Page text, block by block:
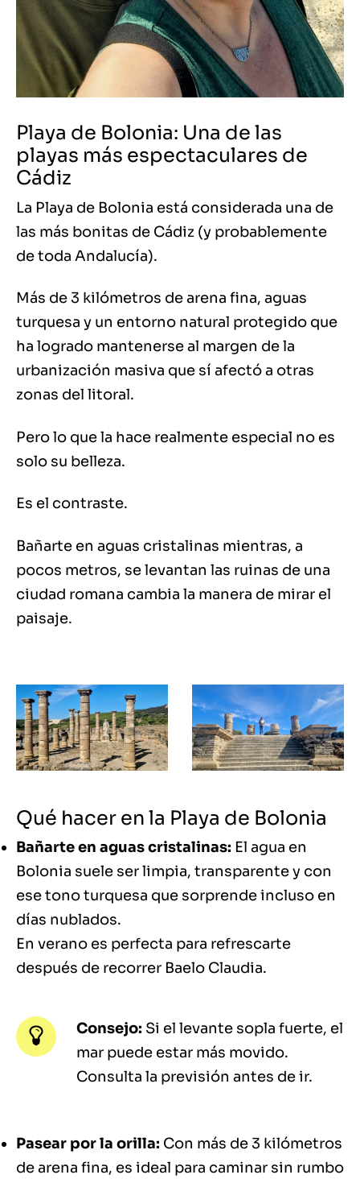
Playa de Bolonia: Una de las
playas más espectaculares de
Cádiz
La Playa de Bolonia está considerada una de
las más bonitas de Cádiz (y probablemente
de toda Andalucía).
Más de 3 kilómetros de arena fina, aguas
turquesa y un entorno natural protegido que
ha logrado mantenerse al margen de la
urbanización masiva que sí afectó a otras
zonas del litoral.
Pero lo que la hace realmente especial no es
solo su belleza.
Es el contraste.
Bañarte en aguas cristalinas mientras, a
pocos metros, se levantan las ruinas de una
ciudad romana cambia la manera de mirar el
paisaje.
Qué hacer en la Playa de Bolonia
Bañarte en aguas cristalinas: El agua en
Bolonia suele ser limpia, transparente y con
ese tono turquesa que sorprende incluso en
días nublados.
En verano es perfecta para refrescarte
después de recorrer Baelo Claudia.
Consejo: Si el levante sopla fuerte, el
mar puede estar más movido.
Consulta la previsión antes de ir.
Pasear por la orilla: Con más de 3 kilómetros
de arena fina, es ideal para caminar sin rumbo